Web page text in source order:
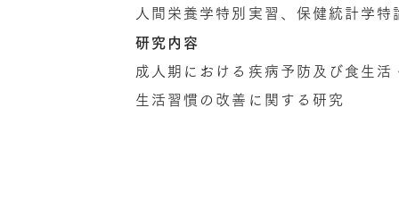
人間栄養学特別実習、保健統計学特
研究内容
成人期における疾病予防及び食生活
生活習慣の改善に関する研究